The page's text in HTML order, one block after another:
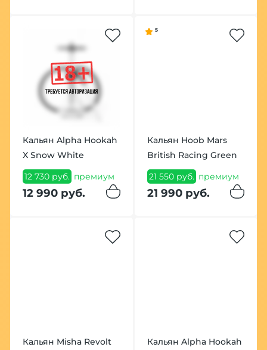
Кальян Alpha Hookah
X Snow White
12 730 руб. премиум
12 990 руб.
5
Кальян Hoob Mars
British Racing Green
21 550 руб. премиум
21 990 руб.
Кальян Misha Revolt
Кальян Alpha Hookah